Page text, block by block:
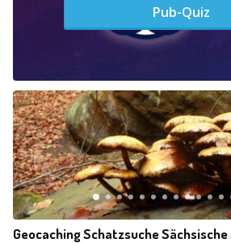
Pub-Quiz
Geocaching Schatzsuche